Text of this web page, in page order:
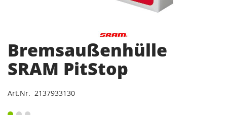
Bremsaußenhülle
SRAM PitStop
Art.Nr. 2137933130